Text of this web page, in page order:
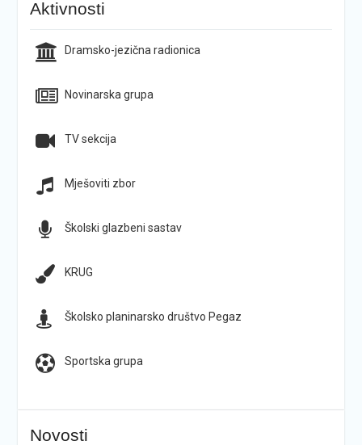
Aktivnosti
Dramsko-jezična radionica
Novinarska grupa
TV sekcija
Mješoviti zbor
Školski glazbeni sastav
KRUG
Školsko planinarsko društvo Pegaz
Sportska grupa
Novosti